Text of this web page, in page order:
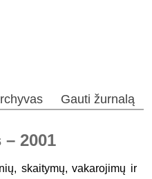
Gauti žurnalą
2001
skaitymų, vakarojimų ir